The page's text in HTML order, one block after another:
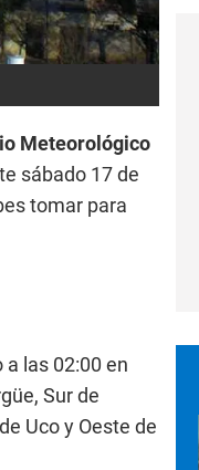
Meteorológico
sábado 17 de
tomar para
a las 02:00 en
Sur de
Uco y Oeste de